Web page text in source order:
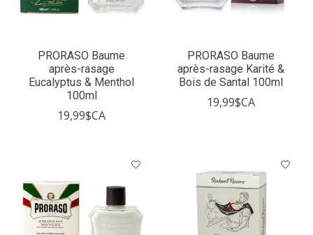
PRORASO Baume
après-rasage
Eucalyptus & Menthol
100ml
19,99$CA
PRORASO Baume
après-rasage Karité &
Bois de Santal 100ml
19,99$CA